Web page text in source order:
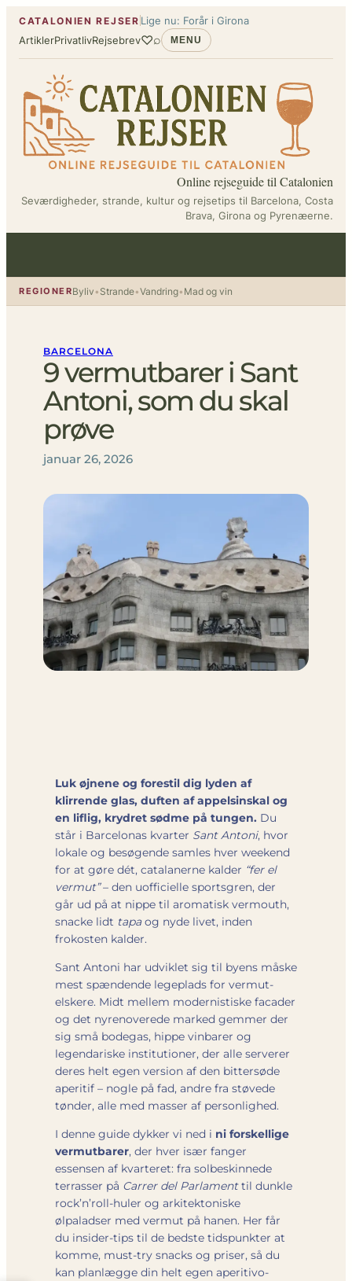
Spring
indhold
CATALONIEN REJSER Lige nu: Forår i Girona
ArtiklerPrivatlivRejsebrev♡⌕ MENU
Online rejseguide til Catalonien
Seværdigheder, strande, kultur og rejsetips til Barcelona, Costa
Brava, Girona og Pyrenæerne.
REGIONERByliv• Strande•Vandring• Mad og vin
BARCELONA
9 vermutbarer i Sant
Antoni, som du skal
prøve
januar 26, 2026
Luk øjnene og forestil dig lyden af
klirrende glas, duften af appelsinskal og
en liflig, krydret sødme på tungen. Du
står i Barcelonas kvarter Sant Antoni, hvor
lokale og besøgende samles hver weekend
for at gøre dét, catalanerne kalder “fer el
vermut”– den uofficielle sportsgren, der
går ud på at nippe til aromatisk vermouth,
snacke lidt tapaog nyde livet, inden
frokosten kalder.
Sant Antoni har udviklet sig til byens måske
mest spændende legeplads for vermut-
elskere. Midt mellem modernistiske facader
og det nyrenoverede marked gemmer der
sig små bodegas, hippe vinbarer og
legendariske institutioner, der alle serverer
deres helt egen version af den bittersøde
aperitif – nogle på fad, andre fra støvede
tønder, alle med masser af personlighed.
I denne guide dykker vi ned i ni forskellige
vermutbarer, der hver især fanger
essensen af kvarteret: fra solbeskinnede
terrasser på Carrer del Parlamenttil dunkle
rock’n’roll-huler og arkitektoniske
ølpaladser med vermut på hanen. Her får
du insider-tips til de bedste tidspunkter at
komme, must-try snacks og priser, så du
kan planlægge din helt egen aperitivo-